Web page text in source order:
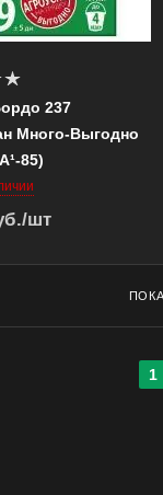
237
Много-Выгодно
85)
/шт
1